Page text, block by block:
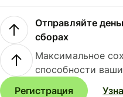
Отправляйте
сборах
Максимальное
способности
Регистрация